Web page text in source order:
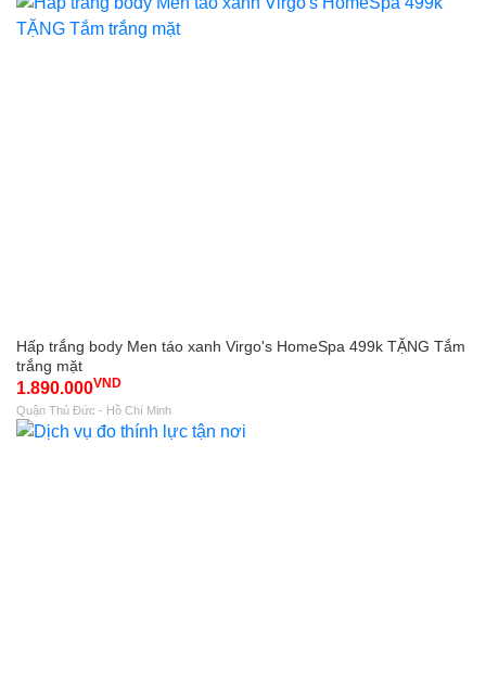
Hấp trắng body Men táo xanh Virgo's HomeSpa 499k TẶNG Tắm
trắng mặt
1.890.000VND
Quận Thủ Đức - Hồ Chí Minh